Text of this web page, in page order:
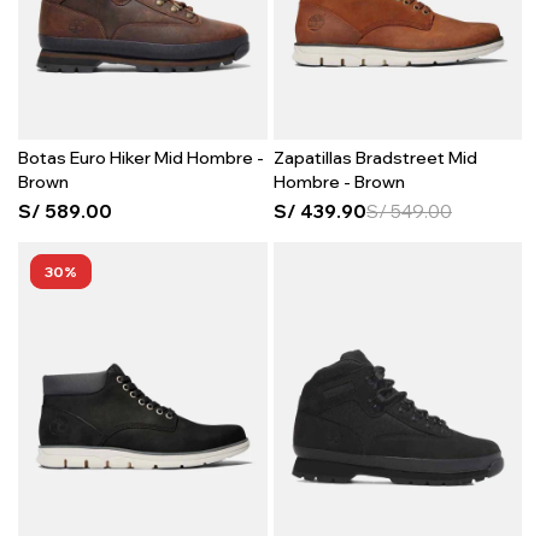
Botas Euro Hiker Mid Hombre -
Brown
S/ 589.00
Zapatillas Bradstreet Mid
Hombre - Brown
S/ 439.90S/549.00
30